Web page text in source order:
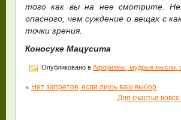
того как вы на нее смотрите.
опасного, чем суждение о вещах с
точки зрения.
Коносуке Мацусита
Опубликовано в Афоризмы, мудрые мысли,
« Нет запретов, если лишь ваш выбор
Для счастья